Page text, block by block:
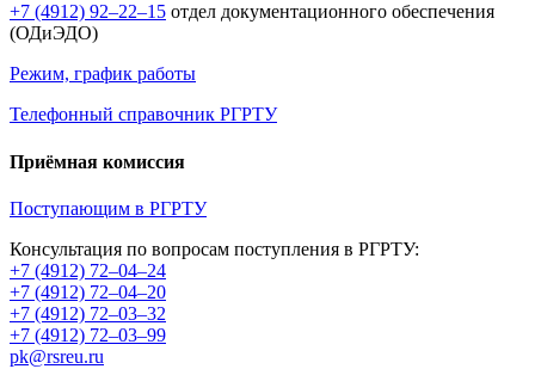
+7 (4912) 92–22–15 отдел документационного обеспечения
(ОДиЭДО)
Режим, график работы
Телефонный справочник РГРТУ
Приёмная комиссия
Поступающим в РГРТУ
Консультация по вопросам поступления в РГРТУ:
+7 (4912) 72–04–24
+7 (4912) 72–04–20
+7 (4912) 72–03–32
+7 (4912) 72–03–99
pk@rsreu.ru